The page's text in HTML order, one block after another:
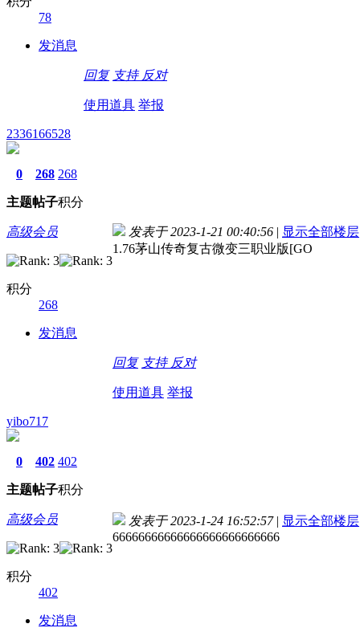
78
发消息
回复 支持 反对
使用道具 举报
2336166528
0
主题
268
帖子
268
积分
高级会员
积分
268
发消息
发表于 2023-1-21 00:40:56 | 显示全部楼层
1.76茅山传奇复古微变三职业版[GO
回复 支持 反对
使用道具 举报
yibo717
0
主题
402
帖子
402
积分
高级会员
积分
402
发消息
发表于 2023-1-24 16:52:57 | 显示全部楼层
66666666666666666666666666